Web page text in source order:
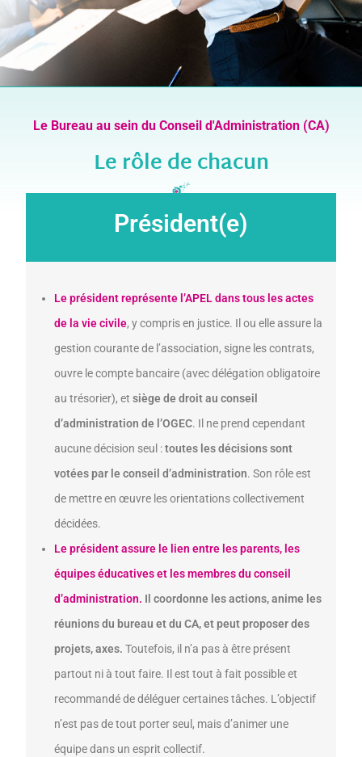
Le Bureau au sein du Conseil d'Administration (CA)
Le rôle de chacun
Président(e)
Le président représente l’APEL dans tous les actes
de la vie civile, y compris en justice. Il ou elle assure la
gestion courante de l’association, signe les contrats,
ouvre le compte bancaire (avec délégation obligatoire
au trésorier), etsiège de droit au conseil
d’administration de l’OGEC. Il ne prend cependant
aucune décision seul :toutes les décisions sont
votées par le conseil d’administration. Son rôle est
de mettre en œuvre les orientations collectivement
décidées.
Le président assure le lien entre les parents, les
équipes éducatives et les membres du conseil
d’administration. Il coordonne les actions, anime les
réunions du bureau et du CA, et peut proposer des
projets, axes. Toutefois, il n’a pas à être présent
partout ni à tout faire. Il est tout à fait possible et
recommandé de déléguer certaines tâches. L’objectif
n’est pas de tout porter seul, mais d’animer une
équipe dans un esprit collectif.